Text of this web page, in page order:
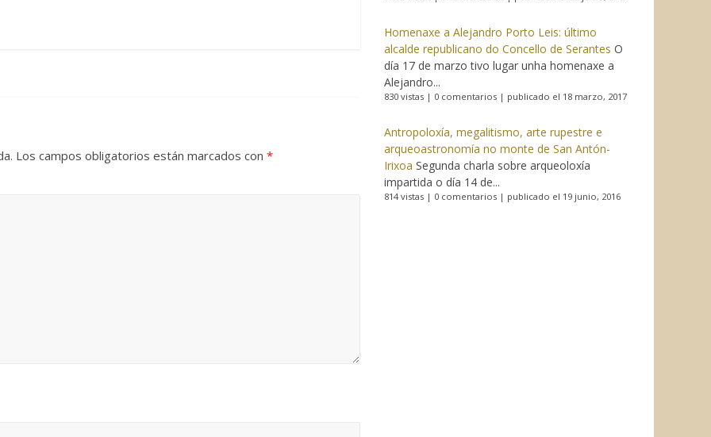
Los campos obligatorios están marcados con *
Homenaxe a Alejandro Porto Leis: último
alcalde republicano do Concello de Serantes O
día 17 de marzo tivo lugar unha homenaxe a
Alejandro...
830 vistas | 0 comentarios | publicado el 18 marzo, 2017
Antropoloxía, megalitismo, arte rupestre e
arqueoastronomía no monte de San Antón-
Irixoa Segunda charla sobre arqueoloxía
impartida o día 14 de...
814 vistas | 0 comentarios | publicado el 19 junio, 2016